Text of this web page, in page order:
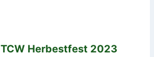
TCW Herbestfest 2023